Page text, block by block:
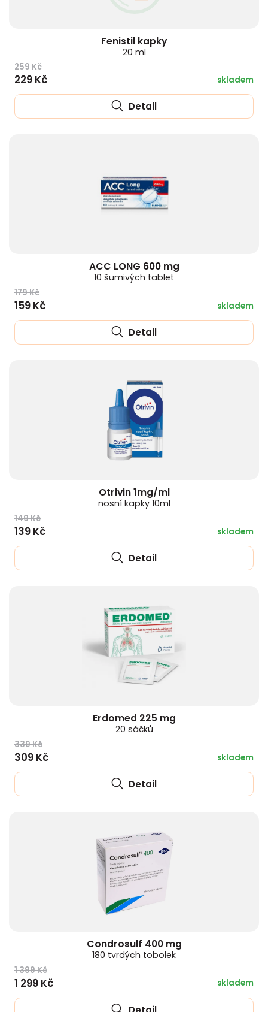
Fenistil kapky
20 ml
259 Kč
229 Kč skladem
Detail
ACC LONG 600 mg
10 šumivých tablet
179 Kč
159 Kč skladem
Detail
Otrivin 1mg/ml
nosní kapky 10ml
149 Kč
139 Kč skladem
Detail
Erdomed 225 mg
20 sáčků
339 Kč
309 Kč skladem
Detail
Condrosulf 400 mg
180 tvrdých tobolek
1 399 Kč
1 299 Kč skladem